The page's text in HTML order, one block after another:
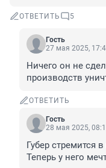
ОТВЕТИТЬ 5
Гость
27 мая 2025,
Ничего он не
производств
ОТВЕТИТЬ
Гость
28 мая 2025,
Губер стремится
Теперь у него